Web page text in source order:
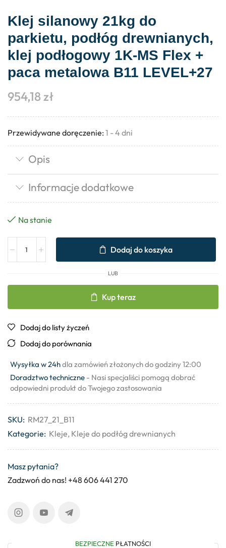
Klej silanowy 21kg do
parkietu, podłóg drewnianych,
klej podłogowy 1K-MS Flex +
paca metalowa B11 LEVEL+27
954,18 zł
Przewidywane doręczenie: 1 - 4 dni
Opis
Informacje dodatkowe
Na stanie
Dodaj do koszyka
LUB
Kup teraz
Dodaj do listy życzeń
Dodaj do porównania
Wysyłka w 24hdla zamówień złożonych do godziny 12:00
Doradztwo techniczne - Nasi specjaliści pomogą dobrać
odpowiedni produkt do Twojego zastosowania
SKU: RM27_21_B11
Kategorie: Kleje, Kleje do podłóg drewnianych
Masz pytania?
Zadzwoń do nas! +48 606 441 270
BEZPIECZNE PŁATNOŚCI